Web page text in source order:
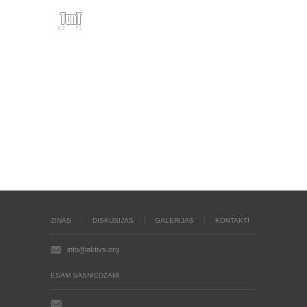
ZIŅAS DISKUSIJAS GALERIJAS KONTAKTI
info@aktivs.org
ESAM SASNIEDZAMI